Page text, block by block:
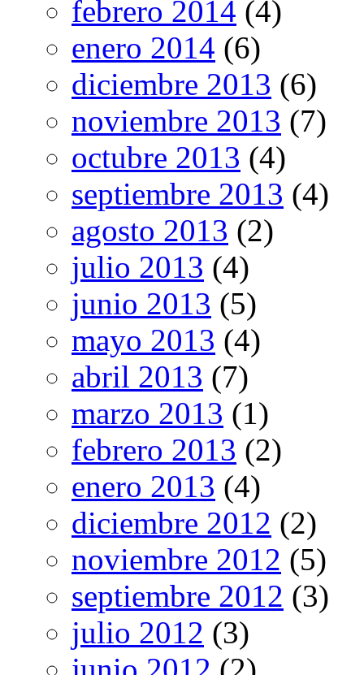
febrero 2014 (4)
enero 2014 (6)
diciembre 2013 (6)
noviembre 2013 (7)
octubre 2013 (4)
septiembre 2013 (4)
agosto 2013 (2)
julio 2013 (4)
junio 2013 (5)
mayo 2013 (4)
abril 2013 (7)
marzo 2013 (1)
febrero 2013 (2)
enero 2013 (4)
diciembre 2012 (2)
noviembre 2012 (5)
septiembre 2012 (3)
julio 2012 (3)